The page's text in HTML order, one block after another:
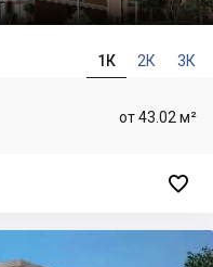
1К 2К 3К
от 43.02 м²
